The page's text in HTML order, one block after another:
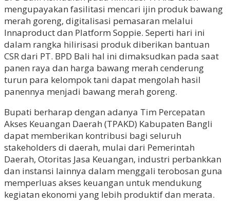
mengupayakan fasilitasi mencari ijin produk bawang
merah goreng, digitalisasi pemasaran melalui
Innaproduct dan Platform Soppie. Seperti hari ini
dalam rangka hilirisasi produk diberikan bantuan
CSR dari PT. BPD Bali hal ini dimaksudkan pada saat
panen raya dan harga bawang merah cenderung
turun para kelompok tani dapat mengolah hasil
panennya menjadi bawang merah goreng.
Bupati berharap dengan adanya Tim Percepatan
Akses Keuangan Daerah (TPAKD) Kabupaten Bangli
dapat memberikan kontribusi bagi seluruh
stakeholders di daerah, mulai dari Pemerintah
Daerah, Otoritas Jasa Keuangan, industri perbankkan
dan instansi lainnya dalam menggali terobosan guna
memperluas akses keuangan untuk mendukung
kegiatan ekonomi yang lebih produktif dan merata.